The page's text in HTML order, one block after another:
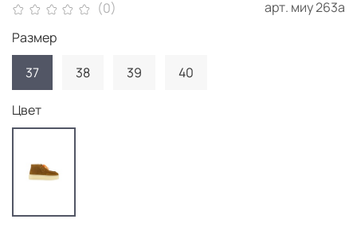
(0) арт. миу 263а
Размер
37
38 39 40
Цвет